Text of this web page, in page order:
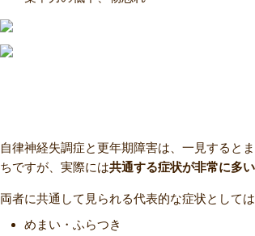
自律神経失調症と更年期障害は、一見すると
ちですが、実際には共通する症状が非常に多い
両者に共通して見られる代表的な症状としては
めまい・ふらつき